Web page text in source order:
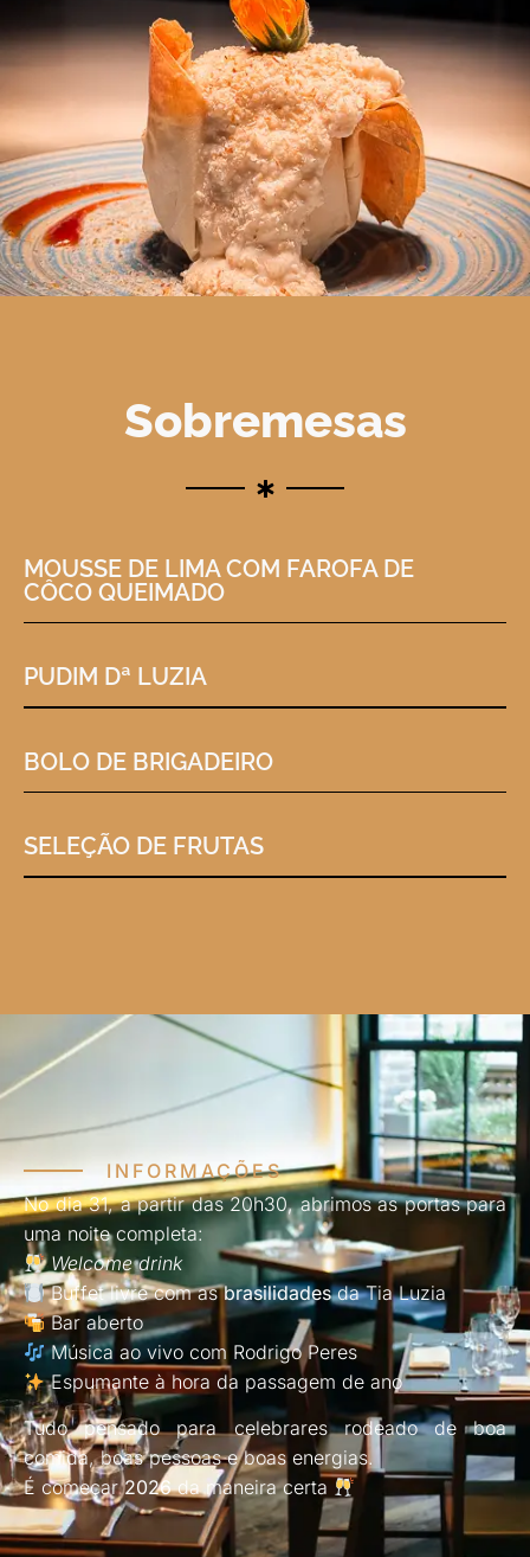
Sobremesas
MOUSSE DE LIMA COM FAROFA DE
CÔCO QUEIMADO
PUDIM Dª LUZIA
BOLO DE BRIGADEIRO
SELEÇÃO DE FRUTAS
INFORMAÇÕES
No dia 31, a partir das 20h30, abrimos as portas para
uma noite completa:
Welcome drink
Buffet livre com asbrasilidadesda Tia Luzia
Bar aberto
Música ao vivo com Rodrigo Peres
Espumante à hora da passagem de ano
Tudo pensado para celebrares rodeado de boa
comida, boas pessoas e boas energias.
É começar2026da maneira certa